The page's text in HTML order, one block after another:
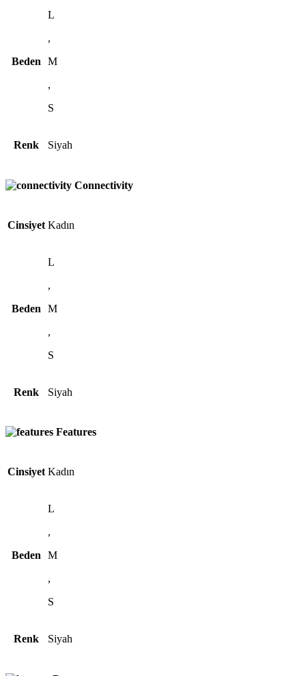
Beden
L
,
M
,
S
Renk Siyah
Connectivity
Cinsiyet Kadın
Beden
L
,
M
,
S
Renk Siyah
Features
Cinsiyet Kadın
Beden
L
,
M
,
S
Renk Siyah